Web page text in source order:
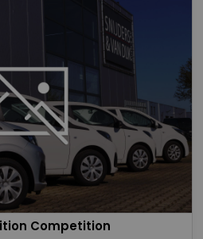
Competition